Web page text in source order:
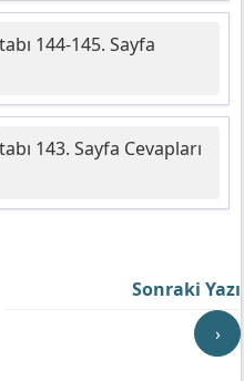
144-145. Sayfa
143. Sayfa Cevapları
Sonraki Yazı
›